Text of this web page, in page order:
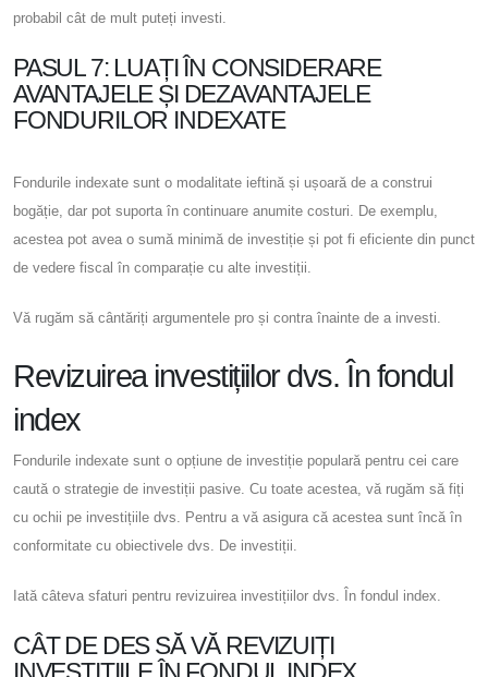
probabil cât de mult puteți investi.
PASUL 7: LUAȚI ÎN CONSIDERARE
AVANTAJELE ȘI DEZAVANTAJELE
FONDURILOR INDEXATE
Fondurile indexate sunt o modalitate ieftină și ușoară de a construi
bogăție, dar pot suporta în continuare anumite costuri. De exemplu,
acestea pot avea o sumă minimă de investiție și pot fi eficiente din punct
de vedere fiscal în comparație cu alte investiții.
Vă rugăm să cântăriți argumentele pro și contra înainte de a investi.
Revizuirea investițiilor dvs. În fondul
index
Fondurile indexate sunt o opțiune de investiție populară pentru cei care
caută o strategie de investiții pasive. Cu toate acestea, vă rugăm să fiți
cu ochii pe investițiile dvs. Pentru a vă asigura că acestea sunt încă în
conformitate cu obiectivele dvs. De investiții.
Iată câteva sfaturi pentru revizuirea investițiilor dvs. În fondul index.
CÂT DE DES SĂ VĂ REVIZUIȚI